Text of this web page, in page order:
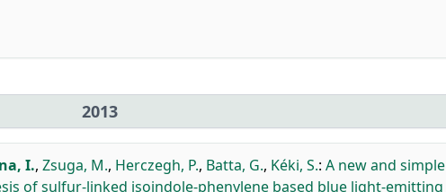
2013
I., Zsuga, M., Herczegh, P., Batta, G., Kéki, S.: A new and simple
of sulfur-linked isoindole-phenylene based blue light-emitting